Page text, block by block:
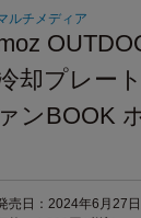
ルチメディア
却プレー
ァンBOOK
売日：2024年6月27日